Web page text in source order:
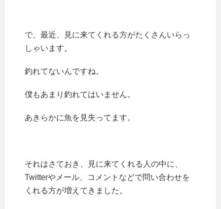
で、最近、見に来てくれる方がたくさんいらっ
しゃいます。
釣れてないんですね。
僕もあまり釣れてはいません。
あきらかに魚を見失ってます。
それはさておき、見に来てくれる人の中に、
Twitterやメール、コメントなどで問い合わせを
くれる方が増えてきました。